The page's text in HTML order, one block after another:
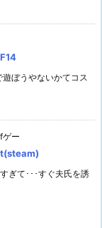
ぼうやないかてコス
ゲー
ぎて･･･すぐ夫氏を誘